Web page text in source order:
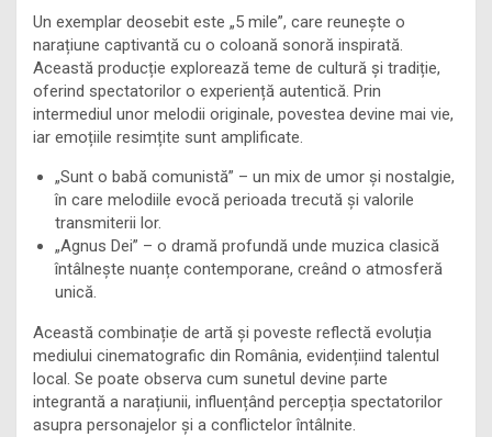
Un exemplar deosebit este „5 mile”, care reunește o
narațiune captivantă cu o coloană sonoră inspirată.
Această producție explorează teme de cultură și tradiție,
oferind spectatorilor o experiență autentică. Prin
intermediul unor melodii originale, povestea devine mai vie,
iar emoțiile resimțite sunt amplificate.
„Sunt o babă comunistă” – un mix de umor și nostalgie,
în care melodiile evocă perioada trecută și valorile
transmiterii lor.
„Agnus Dei” – o dramă profundă unde muzica clasică
întâlnește nuanțe contemporane, creând o atmosferă
unică.
Această combinație de artă și poveste reflectă evoluția
mediului cinematografic din România, evidențiind talentul
local. Se poate observa cum sunetul devine parte
integrantă a narațiunii, influențând percepția spectatorilor
asupra personajelor și a conflictelor întâlnite.